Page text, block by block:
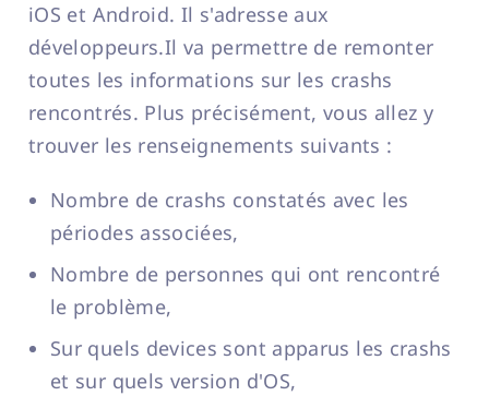
iOS et Android. Il s'adresse aux
développeurs.Il va permettre de remonter
toutes les informations sur les crashs
rencontrés. Plus précisément, vous allez y
trouver les renseignements suivants :
Nombre de crashs constatés avec les
périodes associées,
Nombre de personnes qui ont rencontré
le problème,
Sur quels devices sont apparus les crashs
et sur quels version d'OS,